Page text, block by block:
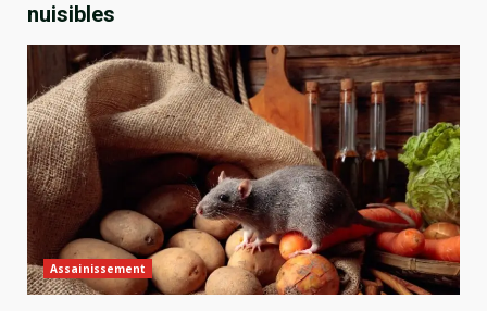
nuisibles
Assainissement